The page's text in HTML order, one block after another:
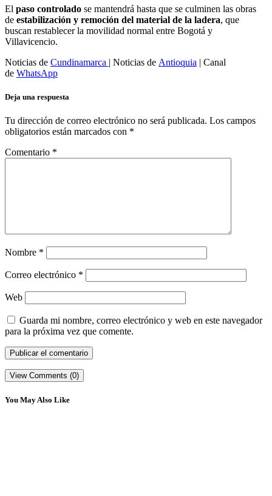
El paso controlado se mantendrá hasta que se culminen las obras
de estabilización y remoción del material de la ladera, que
buscan restablecer la movilidad normal entre Bogotá y
Villavicencio.
Noticias de Cundinamarca | Noticias de Antioquia | Canal
de WhatsApp
Deja una respuesta
Tu dirección de correo electrónico no será publicada. Los campos
obligatorios están marcados con *
Comentario *
Nombre *
Correo electrónico *
Web
Guarda mi nombre, correo electrónico y web en este navegador
para la próxima vez que comente.
View Comments (0)
You May Also Like